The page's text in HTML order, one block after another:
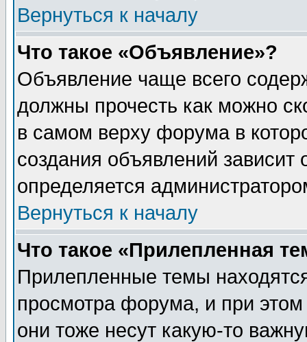
Вернуться к началу
Что такое «Объявление»?
Объявление чаще всего
должны прочесть как можно
в самом верху форума в
создания объявлений зависит
определяется
Вернуться к началу
Что такое «Прилепленная
Прилепленные темы
просмотра форума, и при
они тоже несут какую-то